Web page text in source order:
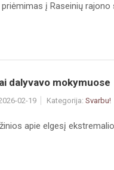
į Raseinių rajono
dalyvavo mokymuose
02-19 Kategorija: Svarbu!
apie elgesį